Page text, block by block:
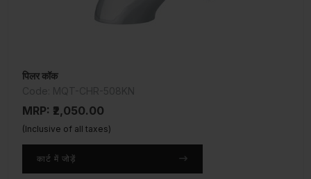
पिलर कॉक
MRP: ₹2,050.00
(Inclusive of all taxes)
कार्ट में जोड़ें